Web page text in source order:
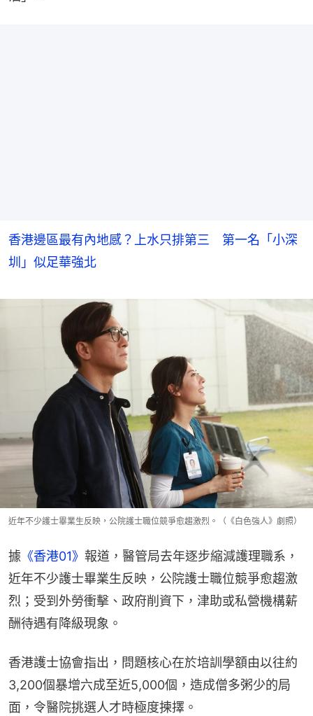
香港邊區最有內地感？上水只排第三 第一名「小深
圳」似足華強北
近年不少護士畢業生反映，公院護士職位競爭愈趨激烈。（《白色強人》劇照）
據 《香港01》 報道，醫管局去年逐步縮減護理職系，
近年不少護士畢業生反映，公院護士職位競爭愈趨激
烈；受到外勞衝擊、政府削資下，津助或私營機構薪
酬待遇有降級現象。
香港護士協會指出，問題核心在於培訓學額由以往約
3,200個暴增六成至近5,000個，造成僧多粥少的局
面，令醫院挑選人才時極度揀擇。